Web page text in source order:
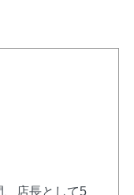
の専門店30
の
セル返送料も0
、店長として5